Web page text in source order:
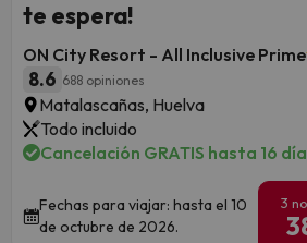
te espera!
ON City Resort - All Inclusive Prime
8.6 688 opiniones
Matalascañas, Huelva
Todo incluido
Cancelación GRATIS hasta 16
Fechas para viajar: hasta el 10
de octubre de 2026.
3